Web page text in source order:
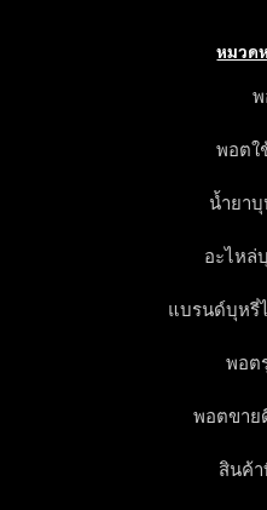
หมวด
พอตใ
น้ำยา
อะไหล่
แบรนด์บุหรี่
พอต
พอตขาย
สินค้